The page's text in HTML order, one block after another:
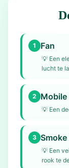
1 Fan
💡 Een
lucht te
2 Mobile
💡 Een
3
💡 Een
rook te